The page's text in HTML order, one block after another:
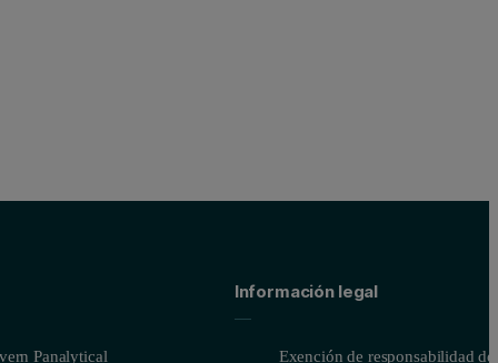
Panalytical
Información legal
Exención de responsabilidad